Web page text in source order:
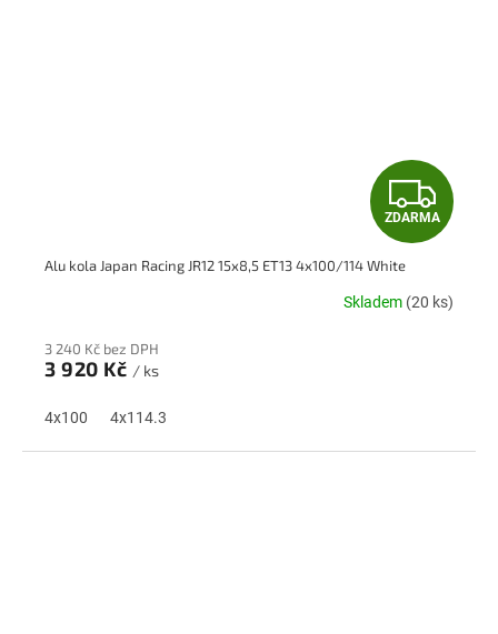
Z
D
A
ZDARMA
Alu kola Japan Racing JR12 15x8,5 ET13 4x100/114 White
Skladem (20 ks)
3 240 Kč bez DPH
3 920 Kč / ks
4x100 4x114.3